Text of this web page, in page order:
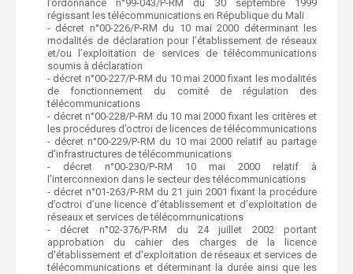
l’ordonnance n°99-043/P-RM du 30 septembre 1999
régissant les télécommunications en République du Mali
- décret n°00-226/P-RM du 10 mai 2000 déterminant les
modalités de déclaration pour l’établissement de réseaux
et/ou l’exploitation de services de télécommunications
soumis à déclaration
- décret n°00-227/P-RM du 10 mai 2000 fixant les modalités
de fonctionnement du comité de régulation des
télécommunications
- décret n°00-228/P-RM du 10 mai 2000 fixant les critères et
les procédures d’octroi de licences de télécommunications
- décret n°00-229/P-RM du 10 mai 2000 relatif au partage
d’infrastructures de télécommunications
- décret n°00-230/P-RM 10 mai 2000 relatif à
l’interconnexion dans le secteur des télécommunications
- décret n°01-263/P-RM du 21 juin 2001 fixant la procédure
d’octroi d’une licence d’établissement et d’exploitation de
réseaux et services de télécommunications
- décret n°02-376/P-RM du 24 juillet 2002 portant
approbation du cahier des charges de la licence
d'établissement et d'exploitation de réseaux et services de
télécommunications et déterminant la durée ainsi que les